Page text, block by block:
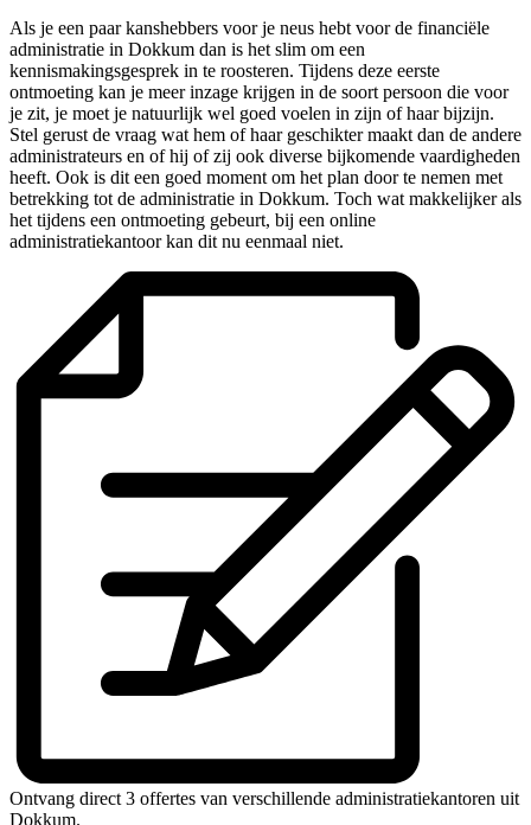
Als je een paar kanshebbers voor je neus hebt voor de financiële
administratie in Dokkum dan is het slim om een
kennismakingsgesprek in te roosteren. Tijdens deze eerste
ontmoeting kan je meer inzage krijgen in de soort persoon die voor
je zit, je moet je natuurlijk wel goed voelen in zijn of haar bijzijn.
Stel gerust de vraag wat hem of haar geschikter maakt dan de andere
administrateurs en of hij of zij ook diverse bijkomende vaardigheden
heeft. Ook is dit een goed moment om het plan door te nemen met
betrekking tot de administratie in Dokkum. Toch wat makkelijker als
het tijdens een ontmoeting gebeurt, bij een online
administratiekantoor kan dit nu eenmaal niet.
Ontvang direct 3 offertes van verschillende administratiekantoren uit
Dokkum.